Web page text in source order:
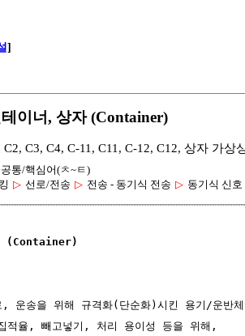
]
이너, 상자 (Container)
C3, C4, C-11, C11, C-12, C12, 상자 가상
공통/핵심어(ㅊ~ㅌ)
▷ 선로/전송 ▷ 전송 - 동기식 전송 ▷ 동기식 신호
(Container)
운송을 위해 규격화(단순화)시킨 용기/운반
율, 빼고넣기, 처리 용이성 등을 위해,